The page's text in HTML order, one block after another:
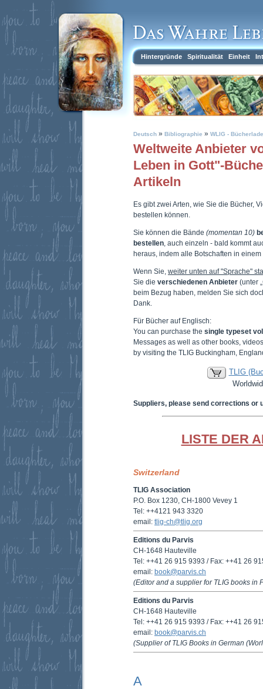
Hintergründe Spiritualität Einheit
Deutsch » Bibliographie » WLIG -
Weltweite Anbieter
Leben in Gott"-
Artikeln
Es gibt zwei Arten, wie Sie die Bücher,
bestellen können.
Sie können die Bände (momentan 10)
bestellen , auch einzeln - bald kommt
heraus, indem alle Botschaften in
Wenn Sie, weiter unten auf "Sprache"
Sie die verschiedenen Anbieter (unter
beim Bezug haben, melden Sie sich
Dank.
Für Bücher auf Englisch:
You can purchase the single typeset
Messages as well as other books,
by visiting the TLIG Buckingham,
TLIG
Suppliers, please send corrections or
LISTE DER
Switzerland
TLIG Association
P.O. Box 1230, CH-1800 Vevey 1
Tel: ++4121 943 3320
email: tlig-ch@tlig.org
Editions du Parvis
CH-1648 Hauteville
Tel: ++41 26 915 9393 / Fax: ++41 26
email: book@parvis.ch
(Editor and a supplier for TLIG books in
Editions du Parvis
CH-1648 Hauteville
Tel: ++41 26 915 9393 / Fax: ++41 26
email: book@parvis.ch
(Supplier of TLIG Books in German
A